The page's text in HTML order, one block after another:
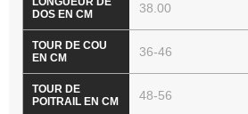
38.00
36-46
48-56